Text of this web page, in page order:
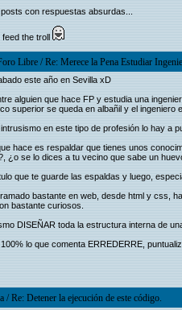
con respuestas absurdas...
the troll
Libre /Re: Merece la Pena Estudiar
este año en Sevilla xD
alguien que hace FP y estudia una
superior se queda en albañil y el ingeniero
en este tipo de profesión lo hay a
hace es respaldar que tienes unos
¿o se lo dices a tu vecino que sabe un
que te guarde las espaldas y luego,
bastante en web, desde html y css,
bastante curiosos.
DISEÑAR toda la estructura interna de
lo que comenta ERREDERRE,
/Re: Detener la ejecución de este código.